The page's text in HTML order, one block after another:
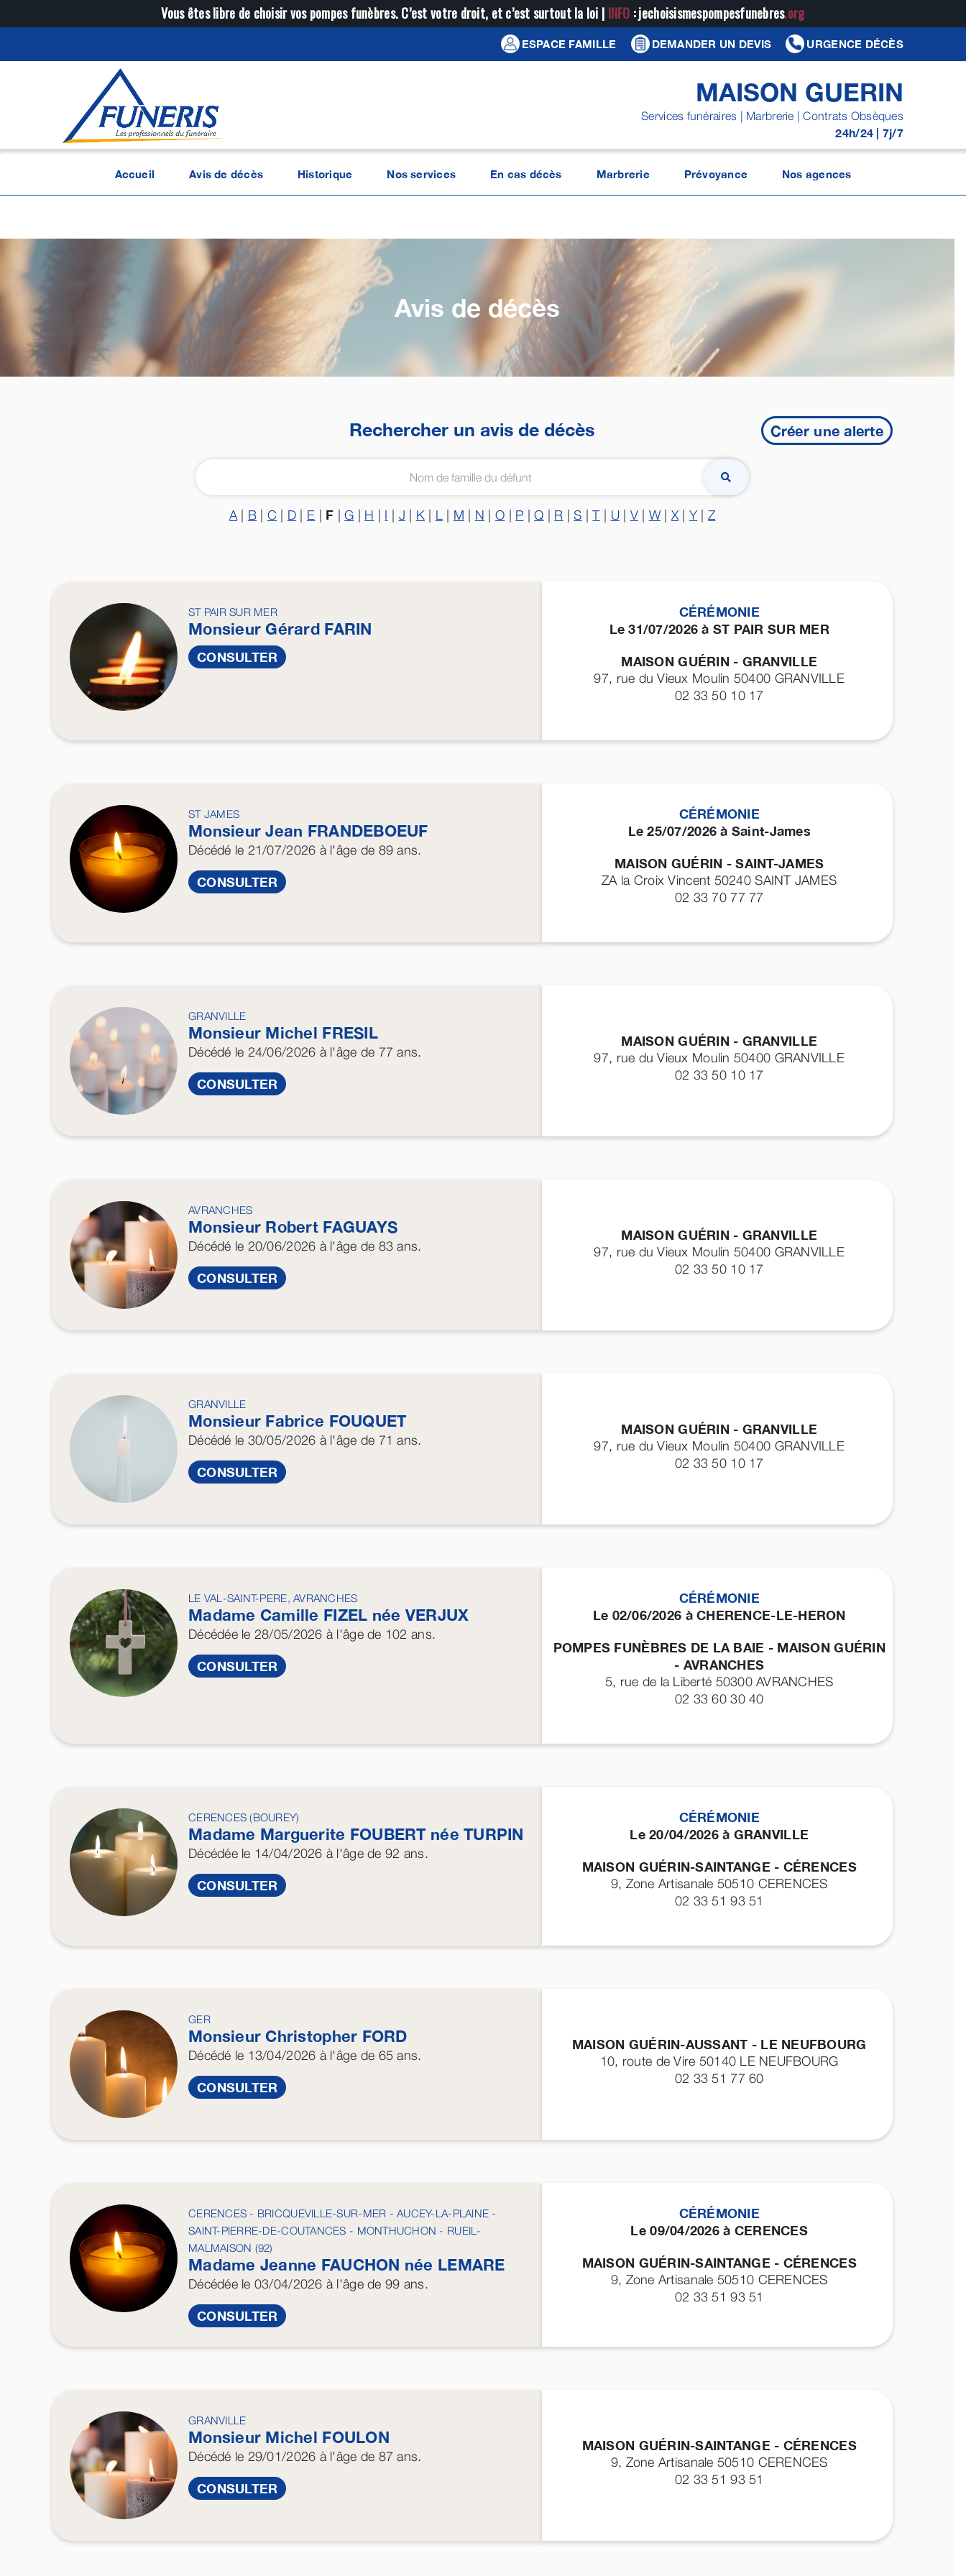
au
Vous êtes libre de choisir vos pompes funèbres. C’est votre droit, et c’est surtout la loi | INFO : jechoisismespompesfunebres.org
ESPACE FAMILLE DEMANDER UN DEVIS URGENCE DÉCÈS
MAISON GUERIN
Services funéraires | Marbrerie | Contrats Obsèques
24h/24 | 7j/7
Accueil Avis de décès Historique Nos services En cas décès Marbrerie Prévoyance Nos agences
Avis de décès
Rechercher un avis de décès Créer une alerte
A| B C D E F |G H I J K| L| M N O P |Q R |S |T U| V| W| X| Y Z
ST PAIR SUR MER
Monsieur Gérard FARIN
CONSULTER
CÉRÉMONIE
Le 31/07/2026 à ST PAIR SUR MER
MAISON GUÉRIN - GRANVILLE
97, rue du Vieux Moulin 50400 GRANVILLE
02 33 50 10 17
ST JAMES
Monsieur Jean FRANDEBOEUF
Décédé le 21/07/2026 à l'âge de 89 ans.
CONSULTER
CÉRÉMONIE
Le 25/07/2026 à Saint-James
MAISON GUÉRIN - SAINT-JAMES
ZA la Croix Vincent 50240SAINT JAMES
02 33 70 77 77
GRANVILLE
Monsieur Michel FRESIL
Décédé le 24/06/2026 à l'âge de 77 ans.
CONSULTER
MAISON GUÉRIN - GRANVILLE
97, rue du Vieux Moulin 50400 GRANVILLE
02 33 50 10 17
AVRANCHES
Monsieur Robert FAGUAYS
Décédé le 20/06/2026 à l'âge de 83 ans.
CONSULTER
MAISON GUÉRIN - GRANVILLE
97, rue du Vieux Moulin 50400 GRANVILLE
02 33 50 10 17
GRANVILLE
Monsieur Fabrice FOUQUET
Décédé le 30/05/2026 à l'âge de 71 ans.
CONSULTER
MAISON GUÉRIN - GRANVILLE
97, rue du Vieux Moulin 50400 GRANVILLE
02 33 50 10 17
LE VAL-SAINT-PERE, AVRANCHES
Madame Camille FIZEL née VERJUX
Décédéele 28/05/2026 à l'âge de 102 ans.
CONSULTER
CÉRÉMONIE
Le 02/06/2026 à CHERENCE-LE-HERON
POMPES FUNÈBRES DE LA BAIE - MAISON GUÉRIN
- AVRANCHES
5, rue de la Liberté 50300AVRANCHES
02 33 60 30 40
CERENCES (BOUREY)
Madame Marguerite FOUBERTnéeTURPIN
Décédéele 14/04/2026 à l'âge de 92 ans.
CONSULTER
CÉRÉMONIE
Le 20/04/2026 à GRANVILLE
MAISON GUÉRIN-SAINTANGE - CÉRENCES
9, Zone Artisanale 50510 CERENCES
02 33 51 93 51
GER
Monsieur Christopher FORD
Décédé le 13/04/2026 à l'âge de 65 ans.
CONSULTER
MAISON GUÉRIN-AUSSANT - LE NEUFBOURG
10, route de Vire 50140 LE NEUFBOURG
02 33 51 77 60
CERENCES - BRICQUEVILLE-SUR-MER - AUCEY-LA-PLAINE -
SAINT-PIERRE-DE-COUTANCES - MONTHUCHON - RUEIL-
MALMAISON (92)
Madame Jeanne FAUCHON née LEMARE
Décédéele 03/04/2026 à l'âge de 99 ans.
CONSULTER
CÉRÉMONIE
Le 09/04/2026 à CERENCES
MAISON GUÉRIN-SAINTANGE - CÉRENCES
9, Zone Artisanale 50510 CERENCES
02 33 51 93 51
GRANVILLE
Monsieur Michel FOULON
Décédé le 29/01/2026 à l'âge de 87 ans.
CONSULTER
MAISON GUÉRIN-SAINTANGE - CÉRENCES
9, Zone Artisanale 50510 CERENCES
02 33 51 93 51